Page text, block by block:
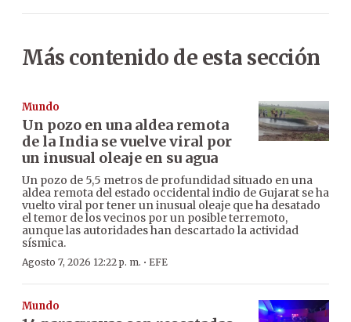
Más contenido de esta sección
Mundo
Un pozo en una aldea remota
de la India se vuelve viral por
un inusual oleaje en su agua
Un pozo de 5,5 metros de profundidad situado en una
aldea remota del estado occidental indio de Gujarat se ha
vuelto viral por tener un inusual oleaje que ha desatado
el temor de los vecinos por un posible terremoto,
aunque las autoridades han descartado la actividad
sísmica.
Agosto 7, 2026 12:22 p. m. · EFE
Mundo